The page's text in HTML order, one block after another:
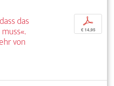
das
von
p
€ 14,95